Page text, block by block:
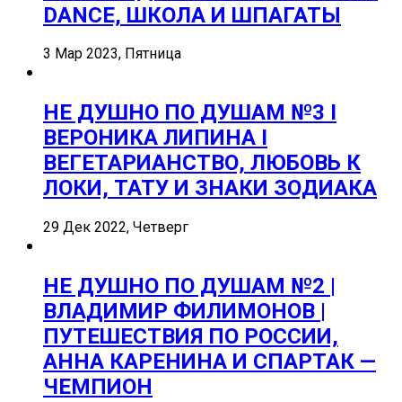
DANCE, ШКОЛА И ШПАГАТЫ
3 Мар 2023, Пятница
НЕ ДУШНО ПО ДУШАМ №3 I
ВЕРОНИКА ЛИПИНА I
ВЕГЕТАРИАНСТВО, ЛЮБОВЬ К
ЛОКИ, ТАТУ И ЗНАКИ ЗОДИАКА
29 Дек 2022, Четверг
НЕ ДУШНО ПО ДУШАМ №2 |
ВЛАДИМИР ФИЛИМОНОВ |
ПУТЕШЕСТВИЯ ПО РОССИИ,
АННА КАРЕНИНА И СПАРТАК —
ЧЕМПИОН